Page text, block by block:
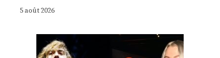
5 août 2026